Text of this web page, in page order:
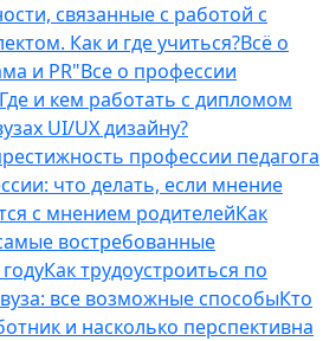
связанные с работой с
Как и где учиться?Всё о
и PR"Все о профессии
Где и кем работать с дипломом
UI/UX дизайну?
профессии педагога
что делать, если мнение
с мнением родителейКак
востребованные
Как трудоустроиться по
все возможные способыКто
и насколько перспективна